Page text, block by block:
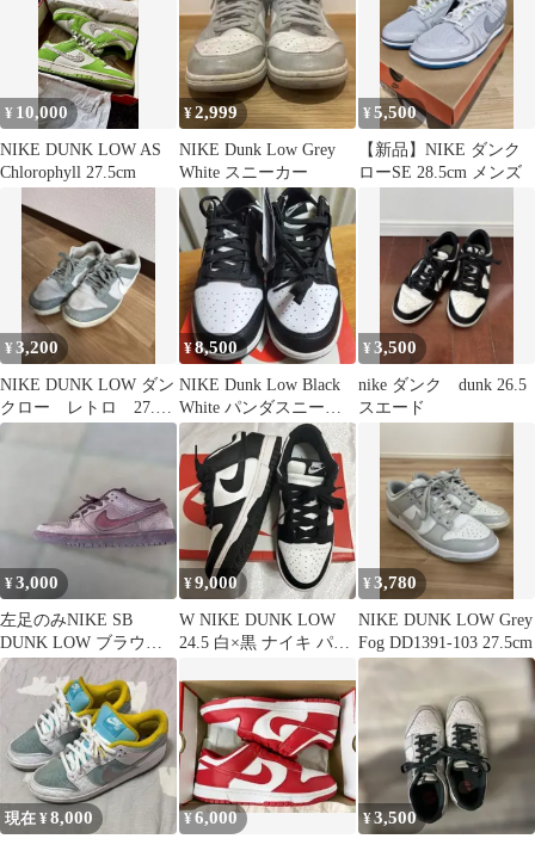
¥ 10,000
NIKE DUNK LOW AS
Chlorophyll 27.5cm
¥2,999
NIKE Dunk Low Grey
White スニーカー
¥5,500
【新品】NIKE ダンク
ローSE 28.5cm メンズ
¥3,200
NIKE DUNK LOW ダン
クロー レトロ 27.5
マイカグリーン
¥8,500
NIKE Dunk Low Black
White パンダスニーカ
ー
¥3,500
nike ダンク dunk 26.5
スエード
¥3,000
左足のみNIKE SB
DUNK LOW ブラウン
系 メンズ スニーカー
¥9,000
W NIKE DUNK LOW
24.5 白×黒 ナイキ パン
¥3,780
NIKE DUNK LOW Grey
Fog DD1391-103 27.5cm
現在 ¥8,000 ¥6,000 ¥3,500